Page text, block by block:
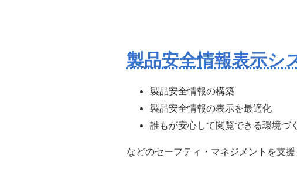
製品安全情報表示シ
製品安全情報の構築
製品安全情報の表示を最適化
誰もが安心して閲覧できる環境づ
などのセーフティ・マネジメントを支援